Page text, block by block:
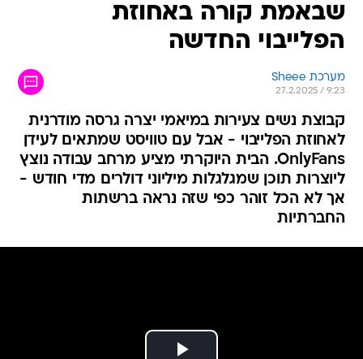
שבאמת קורה באחוזת
הפלייבוי החדשה
מערכת Sheee
27.2.2025 / 9:23
קבוצת נשים צעירות במיאמי יצרה גרסה מודרנית
לאחוזת הפלייבוי - אבל עם טוויסט שמתאים לעידן
OnlyFans. הבית היוקרתי מציע מרחב עבודה נוצץ
ליוצרות תוכן שמגלגלות מיליוני דולרים מדי חודש -
אך לא הכל זוהר כפי שזה נראה ברשתות
החברתיות